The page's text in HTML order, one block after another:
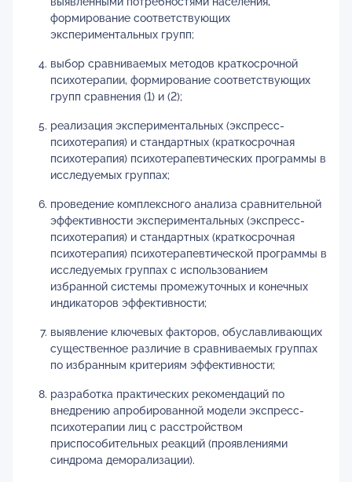
формирование соответствующих
экспериментальных групп;
выбор сравниваемых методов краткосрочной
психотерапии, формирование соответствующих
групп сравнения (1) и (2);
реализация экспериментальных (экспресс-
психотерапия) и стандартных (краткосрочная
психотерапия) психотерапевтических программы в
исследуемых группах;
проведение комплексного анализа сравнительной
эффективности экспериментальных (экспресс-
психотерапия) и стандартных (краткосрочная
психотерапия) психотерапевтической программы в
исследуемых группах с использованием
избранной системы промежуточных и конечных
индикаторов эффективности;
выявление ключевых факторов, обуславливающих
существенное различие в сравниваемых группах
по избранным критериям эффективности;
разработка практических рекомендаций по
внедрению апробированной модели экспресс-
психотерапии лиц с расстройством
приспособительных реакций (проявлениями
синдрома деморализации).